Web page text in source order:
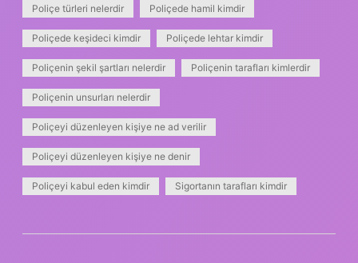
Poliçe türleri nelerdir Poliçede hamil kimdir
Poliçede keşideci kimdir Poliçede lehtar kimdir
Poliçenin şekil şartları nelerdir Poliçenin tarafları kimlerdir
Poliçenin unsurları nelerdir
Poliçeyi düzenleyen kişiye ne ad verilir
Poliçeyi düzenleyen kişiye ne denir
Poliçeyi kabul eden kimdir Sigortanın tarafları kimdir